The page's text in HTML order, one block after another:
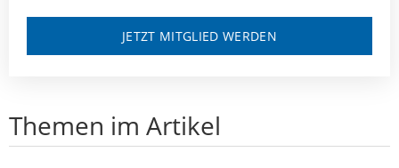
JETZT MITGLIED WERDEN
Themen im Artikel